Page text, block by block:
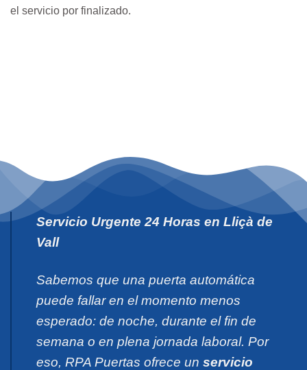
el servicio por finalizado.
Servicio Urgente 24 Horas en Lliçà de
Vall
Sabemos que una puerta automática
puede fallar en el momento menos
esperado: de noche, durante el fin de
semana o en plena jornada laboral. Por
eso, RPA Puertas ofrece un servicio